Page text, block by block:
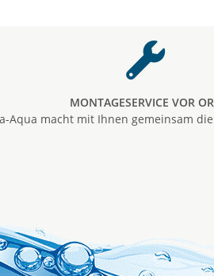
MONTAGESERVICE VOR
Aqua macht mit Ihnen gemeinsam